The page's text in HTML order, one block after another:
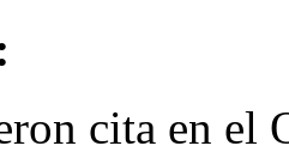
cita en